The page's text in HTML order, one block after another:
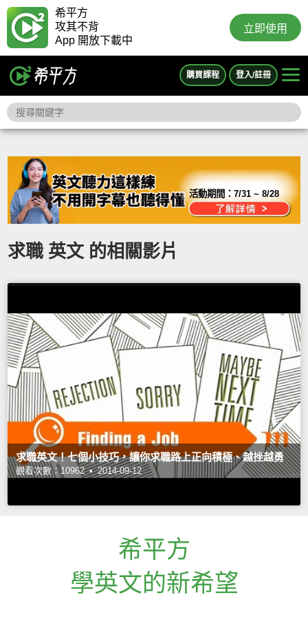
希平方
攻其不背
App 開放下載中
立即使用
購買課程 登入/註冊
活動期間：7/31 ~ 8/28
求職 英文 的相關影片
求職英文！七個小技巧，讓你求職路上正向積極、越挫越勇
觀看次數：10962 • 2014-09-12
希平方
學英文的新希望